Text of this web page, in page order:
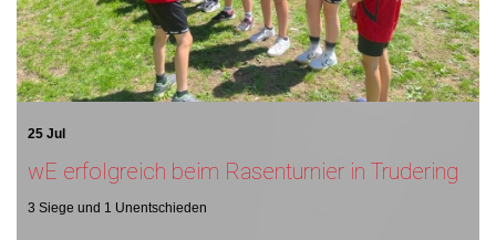
25 Jul
wE erfolgreich beim Rasenturnier in Trudering
3 Siege und 1 Unentschieden